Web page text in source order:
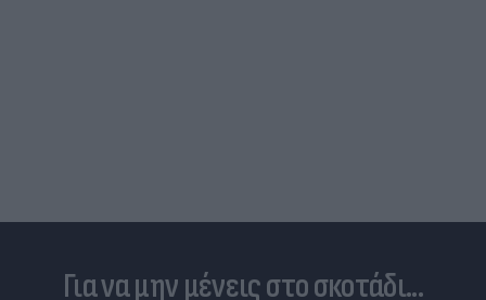
Για να μην μένεις στο σκοτάδι...